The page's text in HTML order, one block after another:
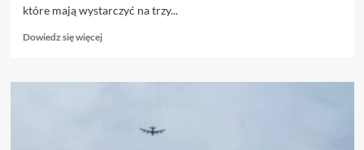
które mają wystarczyć na trzy...
Dowiedz się więcejDowiedz
o